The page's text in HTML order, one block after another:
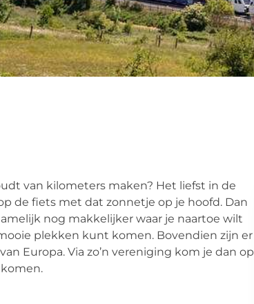
van kilometers maken? Het liefst in de
de fiets met dat zonnetje op je hoofd. Dan
nog makkelijker waar je naartoe wilt
plekken kunt komen. Bovendien zijn er
Europa. Via zo’n vereniging kom je dan op